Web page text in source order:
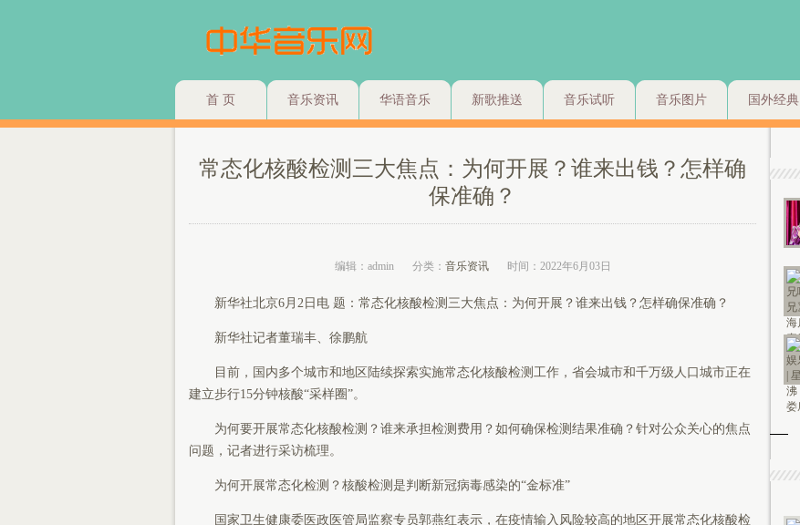
首 页 音乐资讯 华语音乐 新歌推送 音乐试听 音乐图片 国外经典
常态化核酸检测三大焦点：为何开展？谁来出钱？怎样确
保准确？
编辑：admin 分类： 音乐资讯 时间：2022年6月03日
新华社北京6月2日电 题：常态化核酸检测三大焦点：为何开展？谁来出钱？怎样确保准确？
新华社记者董瑞丰、徐鹏航
目前，国内多个城市和地区陆续探索实施常态化核酸检测工作，省会城市和千万级人口城市正在
建立步行15分钟核酸“采样圈”。
为何要开展常态化核酸检测？谁来承担检测费用？如何确保检测结果准确？针对公众关心的焦点
问题，记者进行采访梳理。
为何开展常态化检测？核酸检测是判断新冠病毒感染的“金标准”
国家卫生健康委医政医管局监察专员郭燕红表示，在疫情输入风险较高的地区开展常态化核酸检